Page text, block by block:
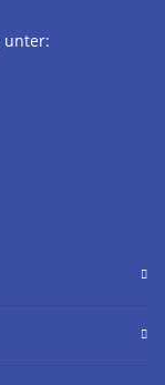
unter: